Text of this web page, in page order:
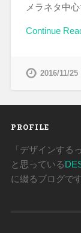
メラネタ中
Continue
2016/11/25
PROFILE
「デザインする
と思っている
に綴るブログです